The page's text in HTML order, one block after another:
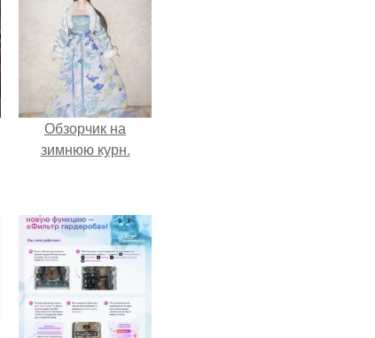
Обзорчик на
зимнюю курн.